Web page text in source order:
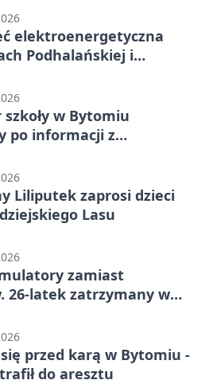
elektroenergetyczna
Podhalańskiej i
w Bytomiu
po informacji z
Liliputek zaprosi dzieci
Lasu
zamiast
26-latek zatrzymany w
przed karą w Bytomiu -
do aresztu